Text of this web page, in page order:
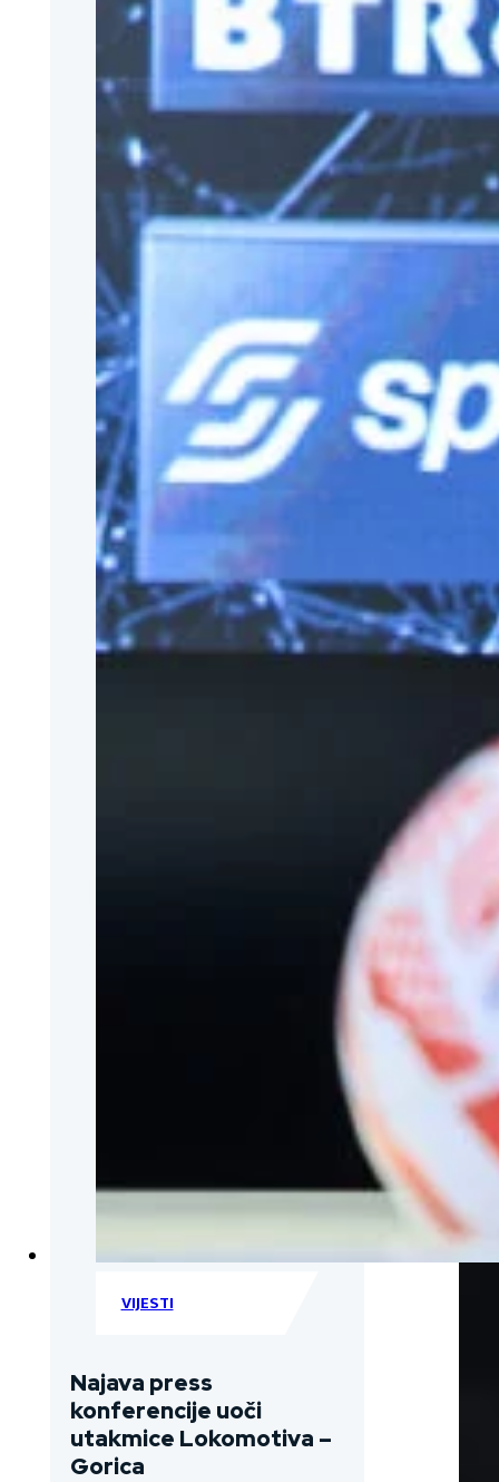
VIJESTI
Najava press
konferencije uoči
utakmice Lokomotiva –
Gorica